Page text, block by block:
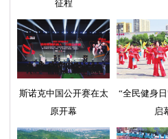
征程
斯诺克中国公开赛在太
原开幕
“全民健身
启